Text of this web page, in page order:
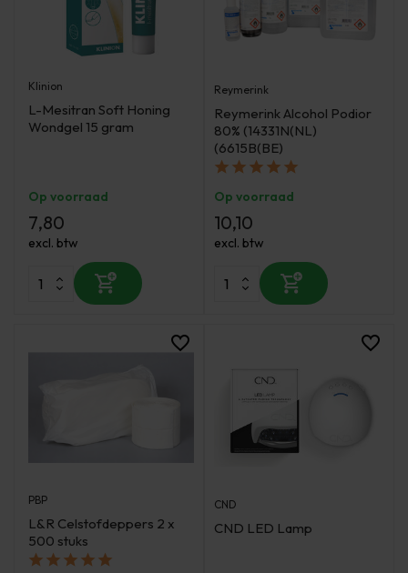
Klinion
L-Mesitran Soft Honing
Wondgel 15 gram
Op voorraad
7,80
excl. btw
Reymerink
Reymerink Alcohol Podior
80% (14331N(NL)
(6615B(BE)
Op voorraad
10,10
excl. btw
PBP
L&R Celstofdeppers 2 x
500 stuks
CND
CND LED Lamp